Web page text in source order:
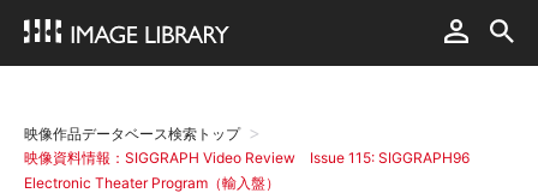
映像作品データベース検索トップ
映像資料情報：SIGGRAPH Video Review Issue 115: SIGGRAPH96
Electronic Theater Program（輸入盤）